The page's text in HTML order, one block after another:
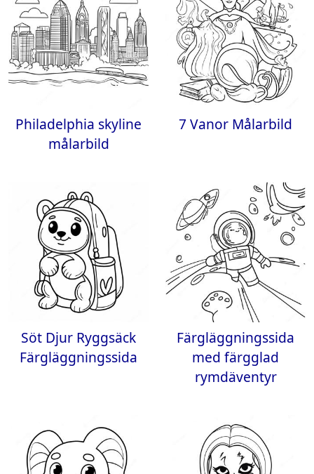
Philadelphia skyline
målarbild
7 Vanor Målarbild
Söt Djur Ryggsäck
Färgläggningssida
Färgläggningssida
med färgglad
rymdäventyr